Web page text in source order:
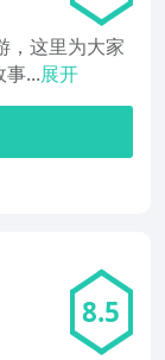
，这里为大家
...展开
8.5